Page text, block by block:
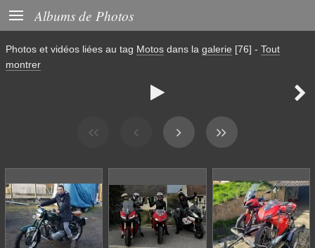
 Albums de Photos
Photos et vidéos liées au tag Motos dans la galerie [76] - Tout
montrer
 